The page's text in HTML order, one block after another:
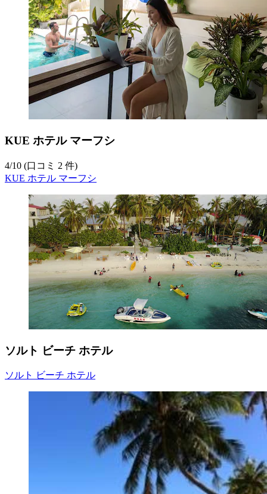
KUE ホテル マーフシ
4/10 (口コミ 2 件)
KUE ホテル マーフシ
ソルト ビーチ ホテル
ソルト ビーチ ホテル